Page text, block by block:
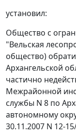
установил:
Общество с
"Вельская
общество)
Архангельской
частично
Межрайонной
службы N 8 по
автономному
30.11.2007 N 12-